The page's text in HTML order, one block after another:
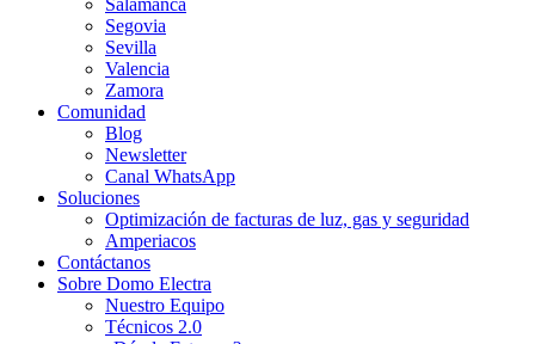
Salamanca
Segovia
Sevilla
Valencia
Zamora
Comunidad
Blog
Newsletter
Canal WhatsApp
Soluciones
Optimización de facturas de luz, gas y seguridad
Amperiacos
Contáctanos
Sobre Domo Electra
Nuestro Equipo
Técnicos 2.0